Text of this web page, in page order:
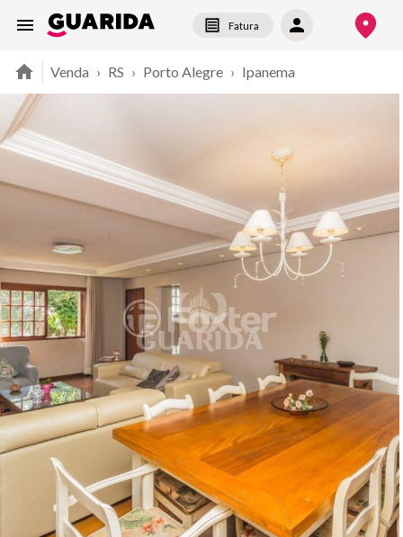
Fatura
Venda › RS › Porto Alegre › Ipanema